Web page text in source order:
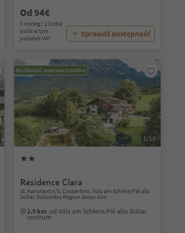
Od 94€
1 nocleg / 2 liczba
osób w tym
podatek VAT
Sprawdź dostępność
Możliwość rezerwacji online
1/10
Residence Clara
St. Konstantin/S. Costantino, Völs am Schlern/Fiè allo
Sciliar, Dolomites Region Seiser Alm
2.9 km od Völs am Schlern/Fiè allo Sciliar
centrum